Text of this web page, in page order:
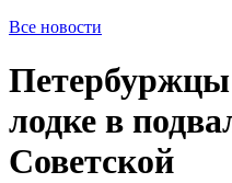
Все новости
Петербуржцы
лодке в
Советской